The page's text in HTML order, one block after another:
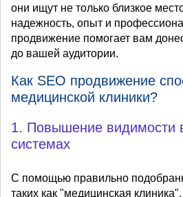
они ищут не только близкое
надежность, опыт и
продвижение помогает вам
до вашей аудитории.
Как SEO продвижение
медицинской клиники?
1. Повышение видимости
системах
С помощью правильно
таких как "медицинская